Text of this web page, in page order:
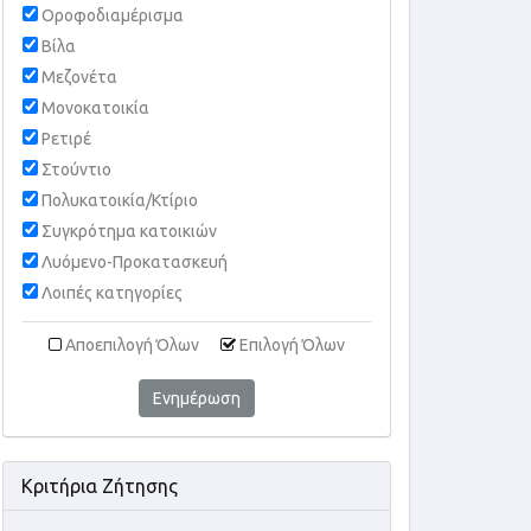
Οροφοδιαμέρισμα
Βίλα
Μεζονέτα
Μονοκατοικία
Ρετιρέ
Στούντιο
Πολυκατοικία/Κτίριο
Συγκρότημα κατοικιών
Λυόμενο-Προκατασκευή
Λοιπές κατηγορίες
Αποεπιλογή Όλων Επιλογή Όλων
Ενημέρωση
Κριτήρια Ζήτησης